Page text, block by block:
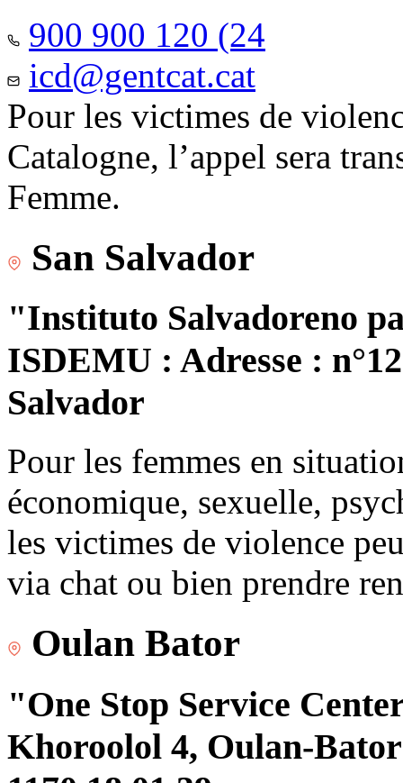
900 900 120 (24
icd@gentcat.cat
Pour les victimes de
Catalogne, l’appel sera
Femme.
San Salvador
"Instituto Salvadoreno
ISDEMU : Adresse :
Salvador
Pour les femmes en
économique, sexuelle,
les victimes de violence
via chat ou bien prendre
Oulan Bator
"One Stop Service
Khoroolol 4, Oulan-